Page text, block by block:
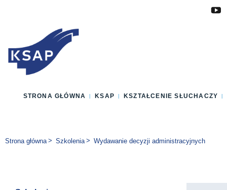
STRONA GŁÓWNA KSAP KSZTAŁCENIE SŁUCHACZY
Jesteś tutaj:
Strona główna Szkolenia Wydawanie decyzji administracyjnych